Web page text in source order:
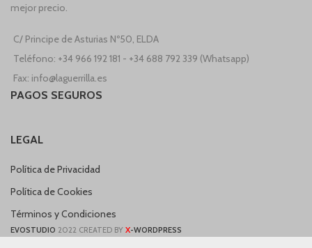
mejor precio.
C/ Principe de Asturias Nº50, ELDA
Teléfono: +34 966 192 181 - +34 688 792 339 (Whatsapp)
Fax: info@laguerrilla.es
PAGOS SEGUROS
LEGAL
Política de Privacidad
Política de Cookies
Términos y Condiciones
EVOSTUDIO 2022 CREATED BY X-WORDPRESS